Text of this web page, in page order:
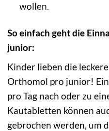
wollen.
So einfach geht die
junior:
Kinder lieben die
Orthomol pro junior!
pro Tag nach oder zu
Kautabletten können
gebrochen werden, um